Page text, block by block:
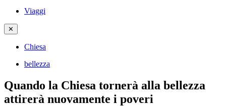
Viaggi
✕
Chiesa
bellezza
Quando la Chiesa tornerà alla bellezza
attirerà nuovamente i poveri